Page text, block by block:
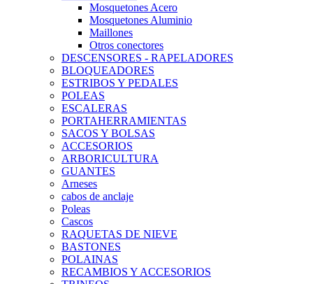
Mosquetones Acero
Mosquetones Aluminio
Maillones
Otros conectores
DESCENSORES - RAPELADORES
BLOQUEADORES
ESTRIBOS Y PEDALES
POLEAS
ESCALERAS
PORTAHERRAMIENTAS
SACOS Y BOLSAS
ACCESORIOS
ARBORICULTURA
GUANTES
Arneses
cabos de anclaje
Poleas
Cascos
RAQUETAS DE NIEVE
BASTONES
POLAINAS
RECAMBIOS Y ACCESORIOS